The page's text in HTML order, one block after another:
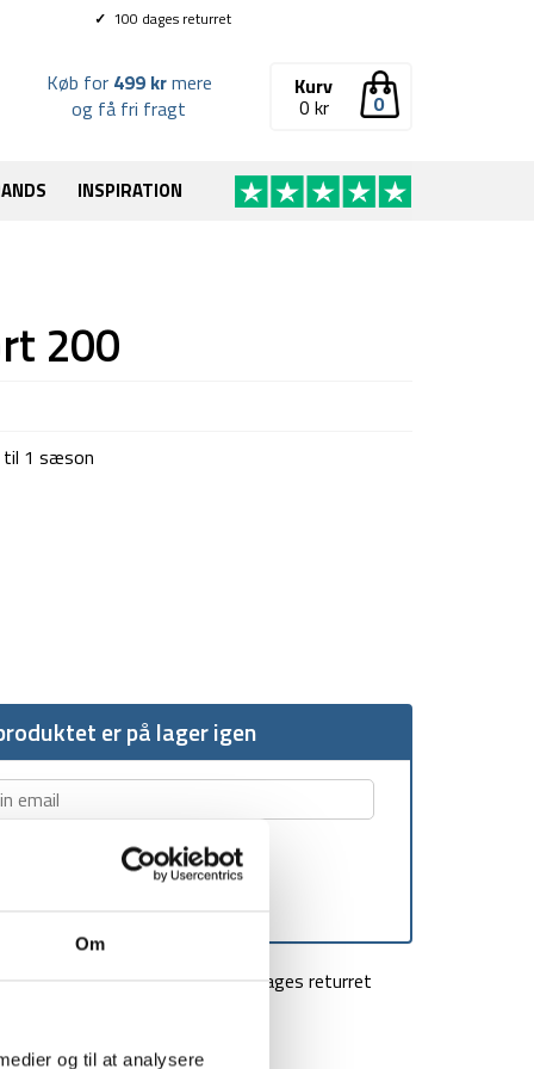
Om
og til at analysere
✓ 100 dages returret
0
Kurv
0 kr
Køb for 499 krmere
og få fri fragt
INSPIRATION
200
til 1 sæson
er på lager igen
over 499 kr 100 dages returret